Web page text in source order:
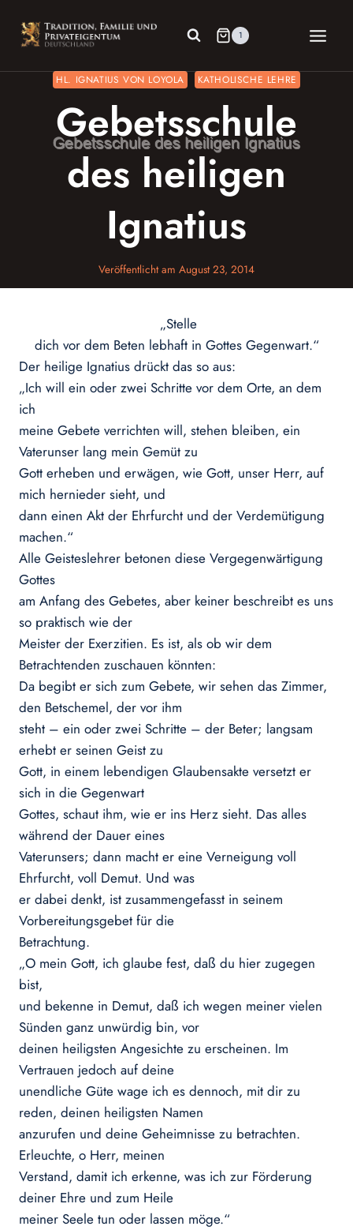
Inhalt
springen
1
HL. IGNATIUS VON LOYOLA KATHOLISCHE LEHRE
Gebetsschule
des heiligen
Ignatius
Veröffentlicht am August 23, 2014
„Stelle
dich vor dem Beten lebhaft in Gottes Gegenwart.“
Der heilige Ignatius drückt das so aus:
„Ich will ein oder zwei Schritte vor dem Orte, an dem
ich
meine Gebete verrichten will, stehen bleiben, ein
Vaterunser lang mein Gemüt zu
Gott erheben und erwägen, wie Gott, unser Herr, auf
mich hernieder sieht, und
dann einen Akt der Ehrfurcht und der Verdemütigung
machen.“
Alle Geisteslehrer betonen diese Vergegenwärtigung
Gottes
am Anfang des Gebetes, aber keiner beschreibt es uns
so praktisch wie der
Meister der Exerzitien. Es ist, als ob wir dem
Betrachtenden zuschauen könnten:
Da begibt er sich zum Gebete, wir sehen das Zimmer,
den Betschemel, der vor ihm
steht – ein oder zwei Schritte – der Beter; langsam
erhebt er seinen Geist zu
Gott, in einem lebendigen Glaubensakte versetzt er
sich in die Gegenwart
Gottes, schaut ihm, wie er ins Herz sieht. Das alles
während der Dauer eines
Vaterunsers; dann macht er eine Verneigung voll
Ehrfurcht, voll Demut. Und was
er dabei denkt, ist zusammengefasst in seinem
Vorbereitungsgebet für die
Betrachtung.
„O mein Gott, ich glaube fest, daß du hier zugegen
bist,
und bekenne in Demut, daß ich wegen meiner vielen
Sünden ganz unwürdig bin, vor
deinen heiligsten Angesichte zu erscheinen. Im
Vertrauen jedoch auf deine
unendliche Güte wage ich es dennoch, mit dir zu
reden, deinen heiligsten Namen
anzurufen und deine Geheimnisse zu betrachten.
Erleuchte, o Herr, meinen
Verstand, damit ich erkenne, was ich zur Förderung
deiner Ehre und zum Heile
meiner Seele tun oder lassen möge.“